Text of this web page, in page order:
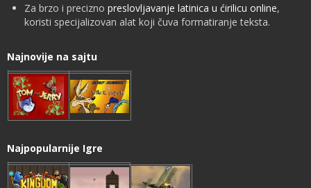
Za brzo i precizno preslovljavanje latinica u ćirilicu online,
koristi specijalizovan alat koji čuva formatiranje teksta.
Najnovije na sajtu
Najpopularnije Igre